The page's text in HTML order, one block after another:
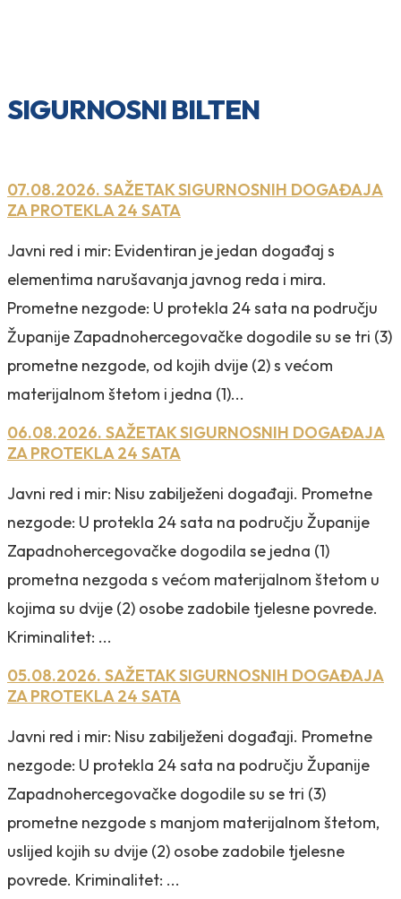
SIGURNOSNI BILTEN
07.08.2026. SAŽETAK SIGURNOSNIH DOGAĐAJA
ZA PROTEKLA 24 SATA
Javni red i mir: Evidentiran je jedan događaj s
elementima narušavanja javnog reda i mira.
Prometne nezgode: U protekla 24 sata na području
Županije Zapadnohercegovačke dogodile su se tri (3)
prometne nezgode, od kojih dvije (2) s većom
materijalnom štetom i jedna (1)...
06.08.2026. SAŽETAK SIGURNOSNIH DOGAĐAJA
ZA PROTEKLA 24 SATA
Javni red i mir: Nisu zabilježeni događaji. Prometne
nezgode: U protekla 24 sata na području Županije
Zapadnohercegovačke dogodila se jedna (1)
prometna nezgoda s većom materijalnom štetom u
kojima su dvije (2) osobe zadobile tjelesne povrede.
Kriminalitet: ...
05.08.2026. SAŽETAK SIGURNOSNIH DOGAĐAJA
ZA PROTEKLA 24 SATA
Javni red i mir: Nisu zabilježeni događaji. Prometne
nezgode: U protekla 24 sata na području Županije
Zapadnohercegovačke dogodile su se tri (3)
prometne nezgode s manjom materijalnom štetom,
uslijed kojih su dvije (2) osobe zadobile tjelesne
povrede. Kriminalitet: ...